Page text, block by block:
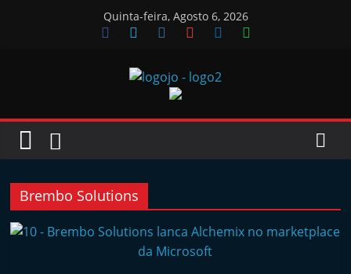
Quinta-feira, Agosto 6, 2026
Jornal
Oficinas
J
Brembo Solutions